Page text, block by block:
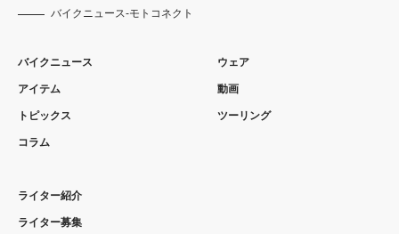
バイクニュース-モトコネクト
バイクニュース
アイテム
トピックス
コラム
ウェア
動画
ツーリング
ライター紹介
ライター募集